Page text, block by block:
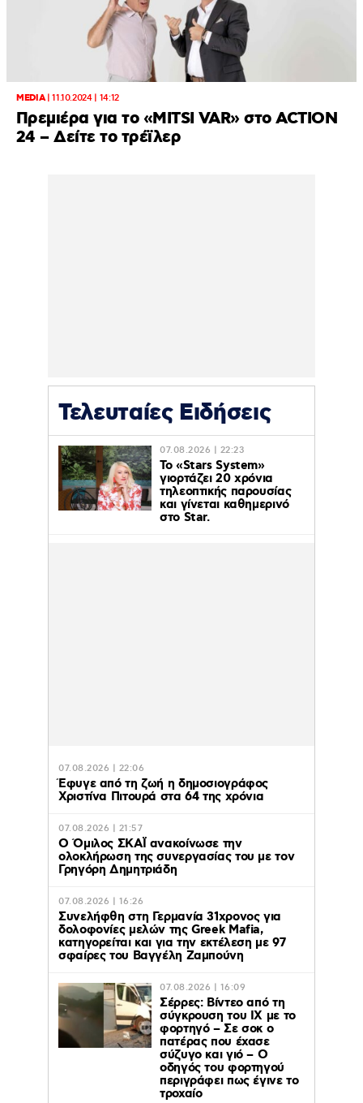
MEDIA|11.10.2024 | 14:12
Πρεμιέρα για το «MITSI VAR» στο ACTION
24 – Δείτε το τρέϊλερ
Τελευταίες Ειδήσεις
07.08.2026 | 22:23
Το «Stars System»
γιορτάζει 20 χρόνια
τηλεοπτικής παρουσίας
και γίνεται καθημερινό
στο Star.
07.08.2026 | 22:06
Έφυγε από τη ζωή η δημοσιογράφος
Χριστίνα Πιτουρά στα 64 της χρόνια
07.08.2026 | 21:57
Ο Όμιλος ΣΚΑΪ ανακοίνωσε την
ολοκλήρωση της συνεργασίας του με τον
Γρηγόρη Δημητριάδη
07.08.2026 | 16:26
Συνελήφθη στη Γερμανία 31χρονος για
δολοφονίες μελών της Greek Mafia,
κατηγορείται και για την εκτέλεση με 97
σφαίρες του Βαγγέλη Ζαμπούνη
07.08.2026 | 16:09
Σέρρες: Βίντεο από τη
σύγκρουση του ΙΧ με το
φορτηγό – Σε σοκ ο
πατέρας που έχασε
σύζυγο και γιό – Ο
οδηγός του φορτηγού
περιγράφει πως έγινε το
τροχαίο